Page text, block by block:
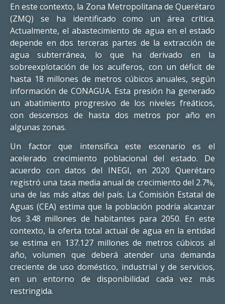
En este contexto, la Zona Metropolitana de Querétaro
(ZMQ) se ha identificado como un área crítica.
Actualmente, el abastecimiento de agua en el estado
depende en dos terceras partes de la extracción de
agua subterránea, lo que ha derivado en la
sobreexplotación de los acuíferos, con un déficit de
hasta 18 millones de metros cúbicos anuales, según
información de CONAGUA. Esta presión ha generado
un abatimiento progresivo de los niveles freáticos,
con descensos de hasta dos metros por año en
algunas zonas.
Un factor que intensifica este escenario es el
acelerado crecimiento poblacional del estado. De
acuerdo con datos del INEGI, en 2020 Querétaro
registró una tasa media anual de crecimiento del 2.7%,
una de las más altas del país. La Comisión Estatal de
Aguas (CEA) estima que la población podría alcanzar
los 3.48 millones de habitantes para 2050. En este
contexto, la oferta total actual de agua en la entidad
se estima en 137.127 millones de metros cúbicos al
año, volumen que deberá atender una demanda
creciente de uso doméstico, industrial y de servicios,
en un entorno de disponibilidad cada vez más
restringida.